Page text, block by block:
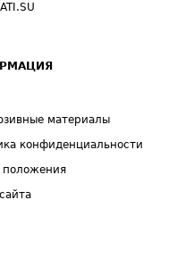
материалы
конфиденциальности